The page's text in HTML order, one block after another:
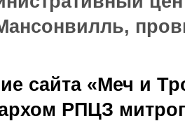
сайта «Меч и
РПЦЗ